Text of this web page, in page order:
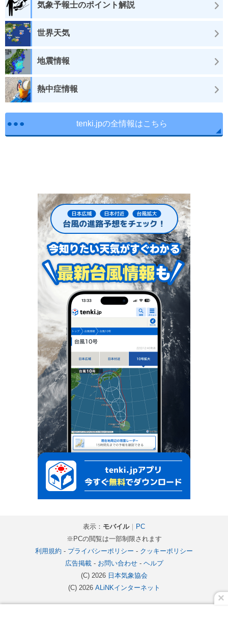
×
気象予報士のポイント解説
世界天気
地震情報
熱中症情報
tenki.jpの全情報はこちら
表示： モバイル｜
PC
※PCの閲覧は一部制限されます
利用規約 - プライバシーポリシー - クッキーポリシー
広告掲載- お問い合わせ- ヘルプ
(C) 2026 日本気象協会
(C) 2026 ALiNKインターネット